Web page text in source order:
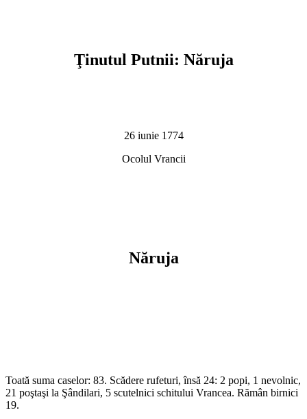
Ţinutul Putnii: Năruja
26 iunie 1774
Ocolul Vrancii
Năruja
Toată suma caselor: 83. Scădere rufeturi, însă 24: 2 popi, 1 nevolnic,
21 poştaşi la Şândilari, 5 scutelnici schitului Vrancea. Rămân birnici
19.